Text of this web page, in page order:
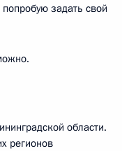
задать свой
области.
регионов